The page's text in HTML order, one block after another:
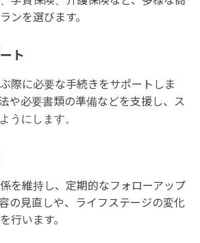
ンを選びます。
ト
際に必要な手続きをサポートしま
や必要書類の準備などを支援し、ス
うにします。
を維持し、定期的なフォローアップ
の見直しや、ライフステージの変化
行います。